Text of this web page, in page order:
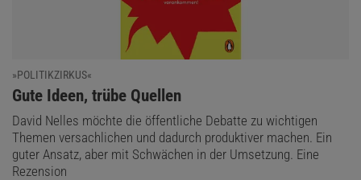
»POLITIKZIRKUS«
:
Gute Ideen, trübe Quellen
David Nelles möchte die öffentliche Debatte zu wichtigen
Themen versachlichen und dadurch produktiver machen. Ein
guter Ansatz, aber mit Schwächen in der Umsetzung. Eine
Rezension